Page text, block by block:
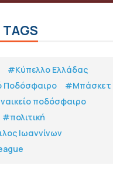
#Κύπελλο Ελλάδας
Ποδόσφαιρο
#Μπάσκετ
ποδόσφαιρο
#πολιτική
Ιωαννίνων